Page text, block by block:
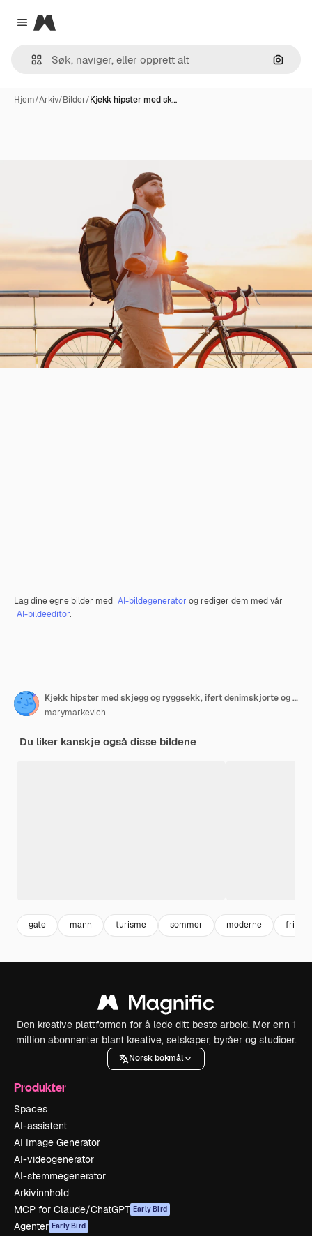
Close menu
Magnific
Søk
Hjem/Arkiv/Bilder/Kjekk hipster med sk…
Lag dine egne bilder med AI-bildegenerator og rediger dem med vår
AI-bildeeditor.
Kjekk hipster med skjegg og ryggsekk, iført denimskjorte og caps, med sykkel i soloppgangen ved sjøen mens han drikker kaffe, sunn og aktiv livsstil for den reisende backpackeren
marymarkevich
Du liker kanskje også disse bildene
gate mann turisme sommer moderne fritid
Den kreative plattformen for å lede ditt beste arbeid. Mer enn 1
million abonnenter blant kreative, selskaper, byråer og studioer.
Norsk bokmål
Produkter
Spaces
AI-assistent
AI Image Generator
AI-videogenerator
AI-stemmegenerator
Arkivinnhold
MCP for Claude/ChatGPT Early Bird
Agenter Early Bird